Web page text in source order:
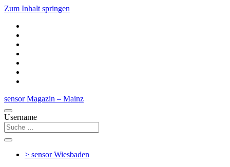
Zum Inhalt springen
sensor Magazin – Mainz
Username
> sensorWiesbaden